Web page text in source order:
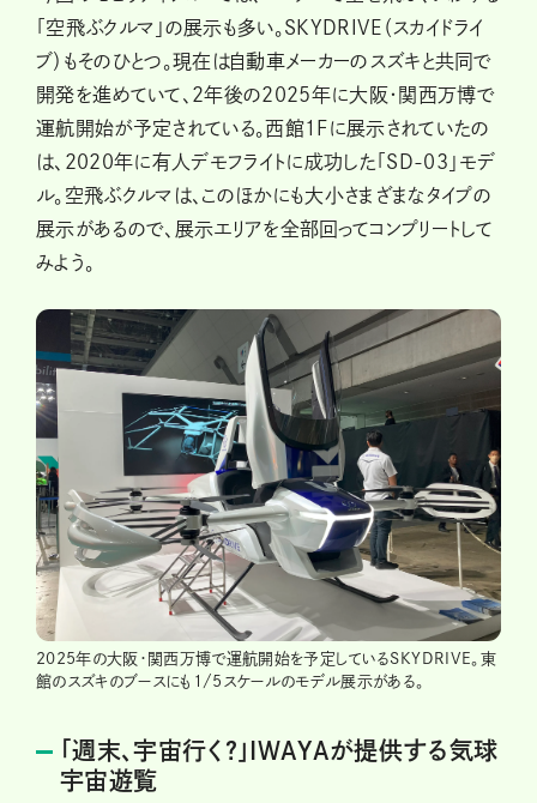
「空飛ぶクルマ」の展示も多い。SKYDRIVE（スカイドライ
ブ）もそのひとつ。現在は自動車メーカーのスズキと共同で
開発を進めていて、2年後の2025年に大阪・関西万博で
運航開始が予定されている。西館１Fに展示されていたの
は、2020年に有人デモフライトに成功した「SD-03」モデ
ル。空飛ぶクルマは、このほかにも大小さまざまなタイプの
展示があるので、展示エリアを全部回ってコンプリートして
みよう。
2025年の大阪・関西万博で運航開始を予定しているSKYDRIVE。東
館のスズキのブースにも1/5スケールのモデル展示がある。
「週末、宇宙行く？」IWAYAが提供する気球
宇宙遊覧